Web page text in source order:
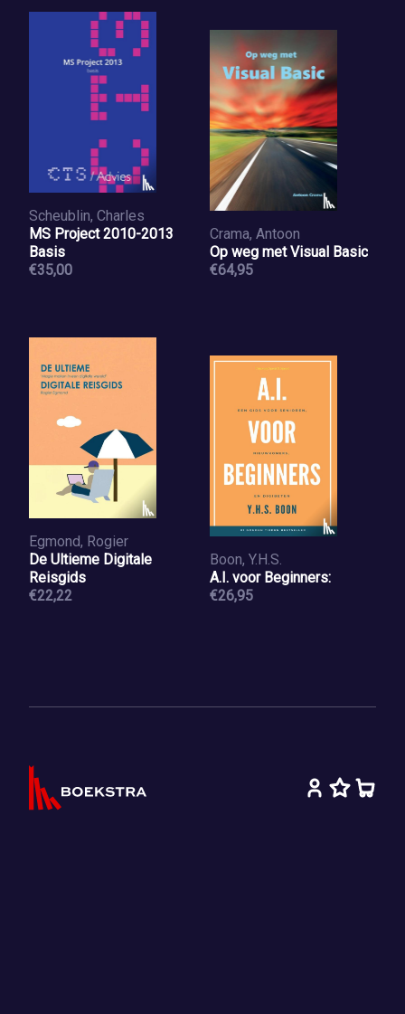
Scheublin, Charles
MS Project 2010-2013
Basis
€35,00
Crama, Antoon
Op weg met Visual Basic
€64,95
Egmond, Rogier
De Ultieme Digitale
Reisgids
€22,22
Boon, Y.H.S.
A.I. voor Beginners:
€26,95